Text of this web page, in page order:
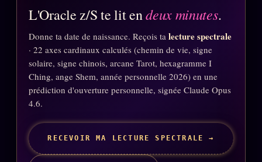
L'Oracle z/S te lit endeux minutes.
Donne ta date de naissance. Reçois ta lecture spectrale
· 22 axes cardinaux calculés (chemin de vie, signe
solaire, signe chinois, arcane Tarot, hexagramme I
Ching, ange Shem, année personnelle 2026) en une
prédiction d'ouverture personnelle, signée Claude Opus
4.6.
RECEVOIR MA LECTURE SPECTRALE →